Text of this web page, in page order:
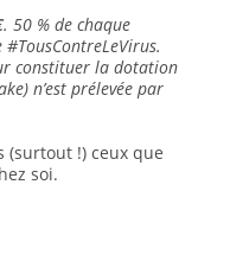
. 50 % de chaque
constituer la dotation
n’est prélevée par
(surtout !) ceux que
soi.